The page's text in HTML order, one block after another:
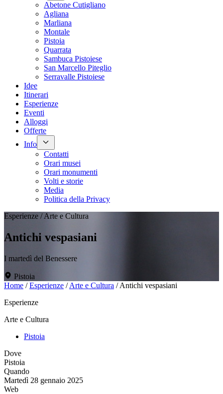
Abetone Cutigliano
Agliana
Marliana
Montale
Pistoia
Quarrata
Sambuca Pistoiese
San Marcello Piteglio
Serravalle Pistoiese
Idee
Itinerari
Esperienze
Eventi
Alloggi
Offerte
Info
Contatti
Orari musei
Orari monumenti
Volti e storie
Media
Politica della Privacy
Esperienze / Arte e Cultura
Antichi vespasiani
I martedì del Benessere
Pistoia
Home /Esperienze /Arte e Cultura /Antichi vespasiani
Esperienze
Arte e Cultura
Pistoia
Dove
Pistoia
Quando
Martedì 28 gennaio 2025
Web